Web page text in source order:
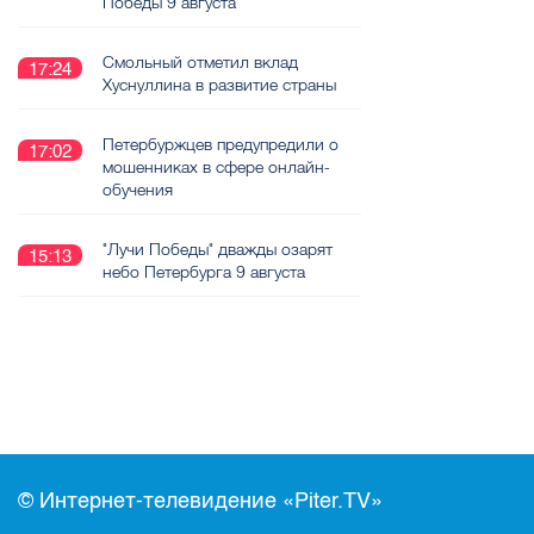
17:24
Смольный отметил вклад
Хуснуллина в развитие страны
17:02
Петербуржцев предупредили о
мошенниках в сфере онлайн-
обучения
15:13
"Лучи Победы" дважды озарят
небо Петербурга 9 августа
© Интернет-телевидение «Piter.TV»